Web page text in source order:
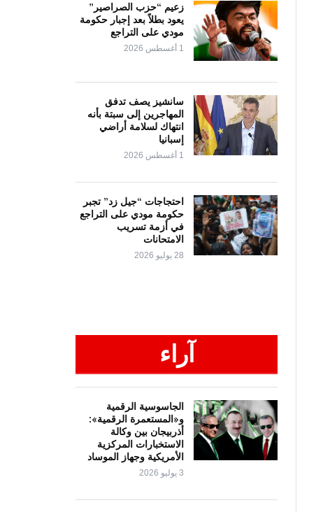
زعيم “حزب الصراصير”
يعود بطلاً بعد إجبار حكومة
مودي على التراجع
1 أغسطس 2026
سانشيز يصف تدفق
المهاجرين إلى سبتة بأنه
انتهاك لسلامة أراضي
إسبانيا
1 أغسطس 2026
احتجاجات “جيل زد” تجبر
حكومة مودي على التراجع
في أزمة تسريب
الامتحانات
28 يوليو 2026
آراء
الجاسوسية الرقمية
و«المستعمرة الرقمية»:
أذربيجان بين وكالة
الاستخبارات المركزية
الأمريكية وجهاز الموساد
3 يوليو 2026